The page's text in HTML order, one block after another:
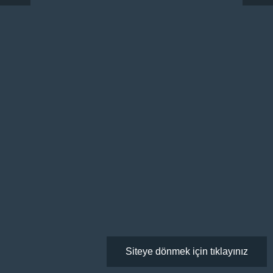
Siteye dönmek için tıklayınız